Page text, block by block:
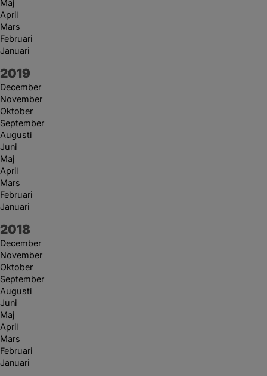
Maj
April
Mars
Februari
Januari
År:
2019
December
November
Oktober
September
Augusti
Juni
Maj
April
Mars
Februari
Januari
År:
2018
December
November
Oktober
September
Augusti
Juni
Maj
April
Mars
Februari
Januari